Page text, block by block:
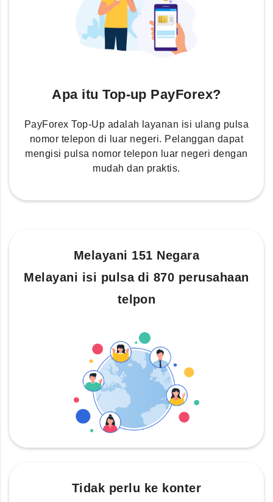
Apa itu Top-up PayForex?
PayForex Top-Up adalah layanan isi ulang pulsa
nomor telepon di luar negeri. Pelanggan dapat
mengisi pulsa nomor telepon luar negeri dengan
mudah dan praktis.
Melayani 151 Negara
Melayani isi pulsa di 870 perusahaan
telpon
Tidak perlu ke konter